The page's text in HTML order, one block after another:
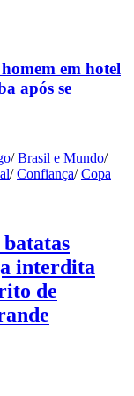
em hotel
após se
/ Brasil e Mundo/
/ Confiança/ Copa
interdita
de